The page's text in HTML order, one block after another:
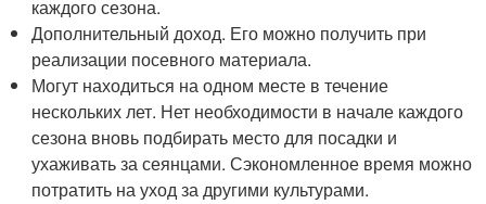
каждого сезона.
Дополнительный доход. Его можно получить при
реализации посевного материала.
Могут находиться на одном месте в течение
нескольких лет. Нет необходимости в начале каждого
сезона вновь подбирать место для посадки и
ухаживать за сеянцами. Сэкономленное время можно
потратить на уход за другими культурами.